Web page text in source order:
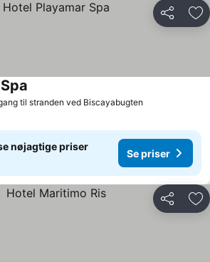
Del
til stranden ved Biscayabugten
nøjagtige priser
Se priser
Del